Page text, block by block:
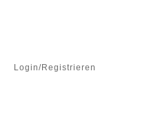
Login/Registrieren